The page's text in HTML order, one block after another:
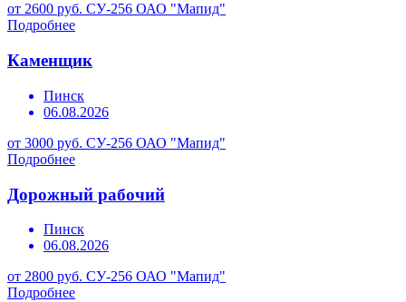
от 2600 руб. СУ-256 ОАО "Мапид"
Подробнее
Каменщик
Пинск
06.08.2026
от 3000 руб. СУ-256 ОАО "Мапид"
Подробнее
Дорожный рабочий
Пинск
06.08.2026
от 2800 руб. СУ-256 ОАО "Мапид"
Подробнее